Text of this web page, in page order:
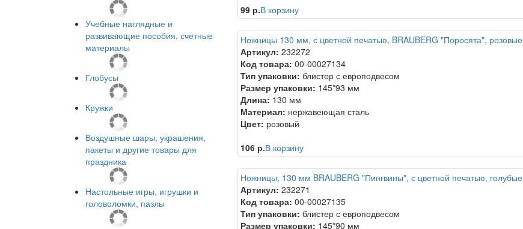
Учебные наглядные и
развивающие пособия, счетные
материалы
Глобусы
Кружки
Воздушные шары, украшения,
пакеты и другие товары для
праздника
Настольные игры, игрушки и
головоломки, пазлы
99 р.В корзину
Ножницы 130 мм, с цветной печатью, BRAUBERG "Поросята", розовые
Артикул: 232272
Код товара: 00-00027134
Тип упаковки: блистер с европодвесом
Размер упаковки: 145*93 мм
Длина: 130 мм
Материал: нержавеющая сталь
Цвет: розовый
106 р.В корзину
Ножницы, 130 мм BRAUBERG "Пингвины", с цветной печатью, голубые
Артикул: 232271
Код товара: 00-00027135
Тип упаковки: блистер с европодвесом
Размер упаковки: 145*90 мм